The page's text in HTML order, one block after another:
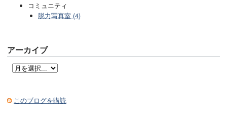
コミュニティ
脱力写真室 (4)
アーカイブ
このブログを購読